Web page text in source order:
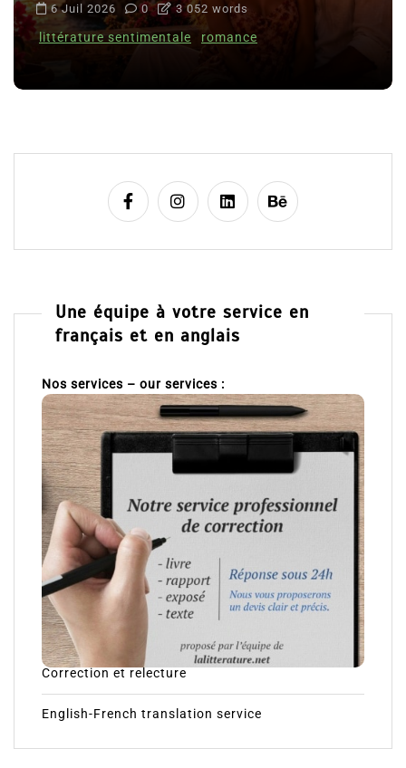
6 Juil 2026 0 3 052 words
littérature sentimentale romance
Une équipe à votre service en
français et en anglais
Nos services – our services :
Correction et relecture
English-French translation service